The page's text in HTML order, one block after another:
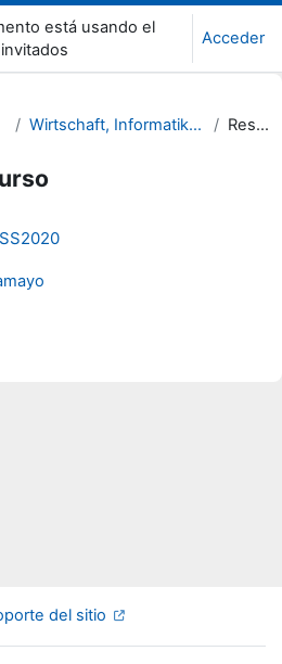
está usando el
Acceder
Wirtschaft, Informatik, Recht (WIR) Resumen
del sitio